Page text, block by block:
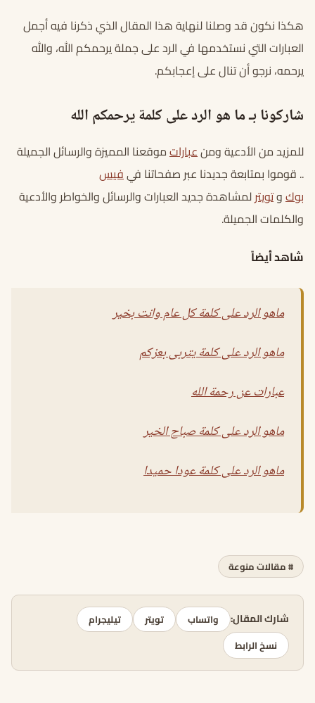
هكذا نكون قد وصلنا لنهاية هذا المقال الذي ذكرنا فيه أجمل
العبارات التي نستخدمها في الرد على جملة يرحمكم الله، والله
يرحمه، نرجو أن تنال على إعجابكم.
شاركونا بـ ما هو الرد على كلمة يرحمكم الله
للمزيد من الأدعية ومنعباراتموقعنا المميزة والرسائل الجميلة
.. قوموا بمتابعة جديدنا عبر صفحاتنا فيفيس
بوكوتويترلمشاهدة جديد العبارات والرسائل والخواطر والأدعية
والكلمات الجميلة.
شاهد أيضاً
ماهو الرد على كلمة كل عام وانت بخير
ماهو الرد على كلمة يتربى بعزكم
عبارات عن رحمة الله
ماهو الرد على كلمة صباح الخير
ماهو الرد على كلمة عودا حميدا
# مقالات منوعة
شارك المقال: واتساب تويتر
تيليجرام
نسخ الرابط